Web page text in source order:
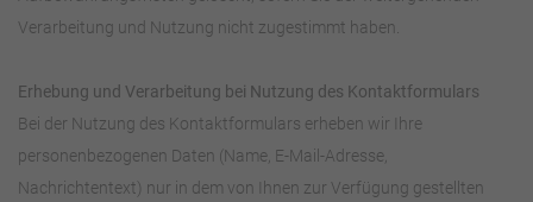
Verarbeitung und Nutzung nicht zugestimmt haben.
Erhebung und Verarbeitung bei Nutzung des Kontaktformulars
Bei der Nutzung des Kontaktformulars erheben wir Ihre
personenbezogenen Daten (Name, E-Mail-Adresse,
Nachrichtentext) nur in dem von Ihnen zur Verfügung gestellten